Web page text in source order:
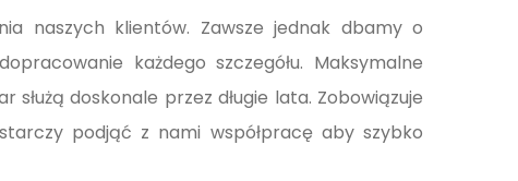
naszych klientów. Zawsze jednak dbamy o
każdego szczegółu. Maksymalne
doskonale przez długie lata. Zobowiązuje
podjąć z nami współpracę aby szybko